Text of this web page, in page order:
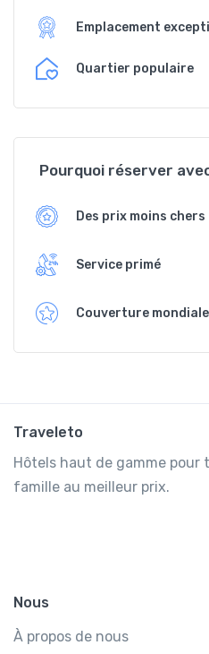
Emplacement
Quartier populaire
Pourquoi réserver
Des prix moins chers
Service primé
Couverture mondiale
Traveleto
Hôtels haut de gamme pour
famille au meilleur prix.
Nous
À propos de nous